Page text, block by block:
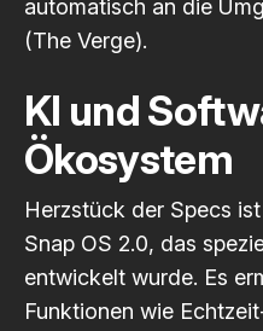
automatisch an die
(The Verge).
KI und
Ökosystem
Herzstück der Specs
Snap OS 2.0, das
entwickelt wurde. Es
Funktionen wie